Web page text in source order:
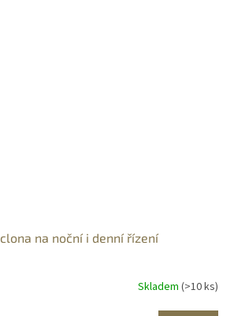
na noční i denní řízení
Skladem (>10 ks)